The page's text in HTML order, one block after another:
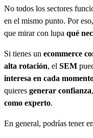
No todos los sectores
en el mismo punto. Por
que mirar con lupa qué
Si tienes un ecommerce
alta rotación, el SEM
interesa en cada
quieres generar confianza
como experto.
En general, podrías tener